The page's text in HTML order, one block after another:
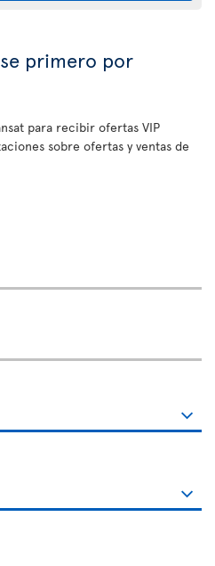
primero por
para recibir ofertas VIP
sobre ofertas y ventas de